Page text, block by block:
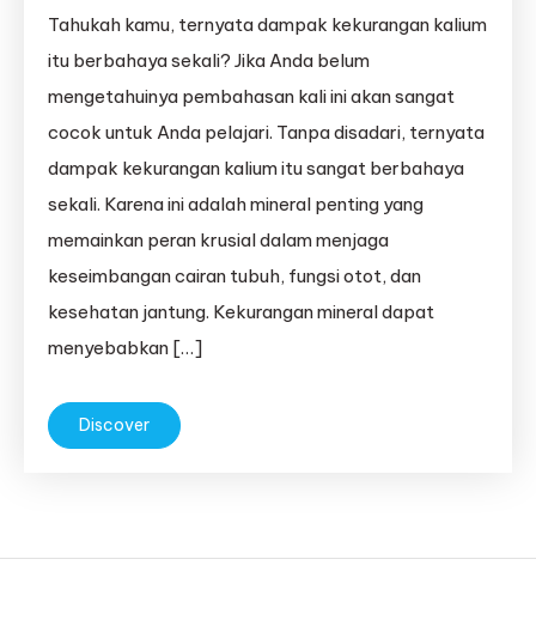
Tahukah kamu, ternyata dampak kekurangan kalium
itu berbahaya sekali? Jika Anda belum
mengetahuinya pembahasan kali ini akan sangat
cocok untuk Anda pelajari. Tanpa disadari, ternyata
dampak kekurangan kalium itu sangat berbahaya
sekali. Karena ini adalah mineral penting yang
memainkan peran krusial dalam menjaga
keseimbangan cairan tubuh, fungsi otot, dan
kesehatan jantung. Kekurangan mineral dapat
menyebabkan […]
Discover